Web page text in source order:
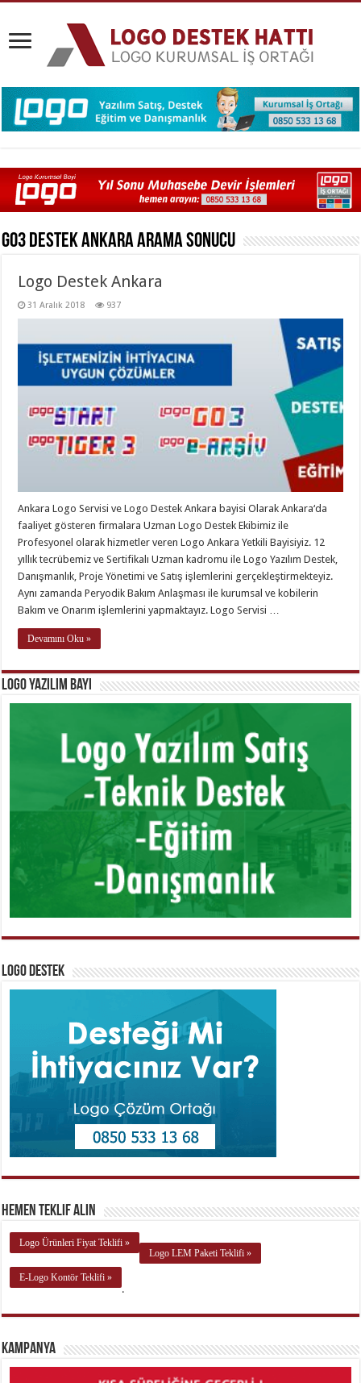
Go3 Destek AnkaraArama Sonucu
Logo Destek Ankara
31 Aralık 2018 937
Ankara Logo Servisi ve Logo Destek Ankara bayisi Olarak Ankara‘da
faaliyet gösteren firmalara Uzman Logo Destek Ekibimiz ile
Profesyonel olarak hizmetler veren Logo Ankara Yetkili Bayisiyiz. 12
yıllık tecrübemiz ve Sertifikalı Uzman kadromu ile Logo Yazılım Destek,
Danışmanlık, Proje Yönetimi ve Satış işlemlerini gerçekleştirmekteyiz.
Aynı zamanda Peryodik Bakım Anlaşması ile kurumsal ve kobilerin
Bakım ve Onarım işlemlerini yapmaktayız. Logo Servisi …
Devamını Oku »
Logo Yazılım Bayi
Logo Destek
Hemen Teklif Alın
Logo Ürünleri Fiyat Teklifi »
Logo LEM Paketi Teklifi »
E-Logo Kontör Teklifi »
.
Kampanya